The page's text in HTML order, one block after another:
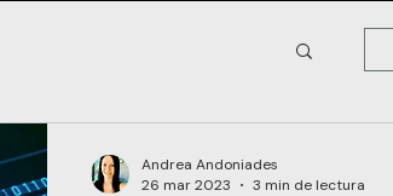
Andrea Andoniades
26 mar 2023
3 min de lectura